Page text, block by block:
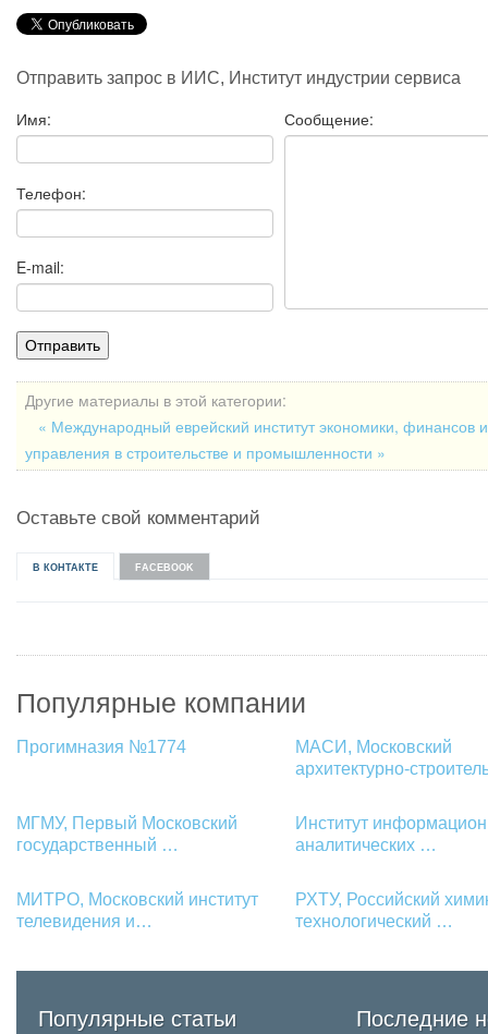
Отправить запрос в ИИС, Институт индустрии сервиса
Имя:
Телефон:
E-mail:
Сообщение:
Другие материалы в этой категории:
« Международный еврейский институт экономики, финансов
управления в строительстве и промышленности »
Оставьте свой комментарий
В КОНТАКТЕ FACEBOOK
Популярные компании
Прогимназия №1774
МАСИ, Московский
архитектурно-
МГМУ, Первый Московский
государственный …
Институт
аналитических …
МИТРО, Московский институт
телевидения и…
РХТУ, Российский
технологический …
Популярные статьи Последние